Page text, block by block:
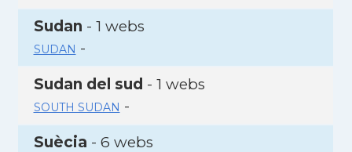
Sudan - 1 webs
SUDAN -
Sudan del sud - 1 webs
SOUTH SUDAN -
Suècia - 6 webs